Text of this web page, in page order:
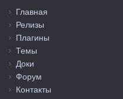
Главная
Релизы
Плагины
Темы
Доки
Форум
Контакты